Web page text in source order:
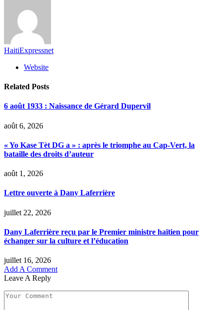
HaitiExpressnet
Website
Related Posts
6 août 1933 : Naissance de Gérard Dupervil
août 6, 2026
« Yo Kase Tèt DG a » : après le triomphe au Cap-Vert, la
bataille des droits d’auteur
août 1, 2026
Lettre ouverte à Dany Laferrière
juillet 22, 2026
Dany Laferrière reçu par le Premier ministre haïtien pour
échanger sur la culture et l’éducation
juillet 16, 2026
Add A Comment
Leave A Reply